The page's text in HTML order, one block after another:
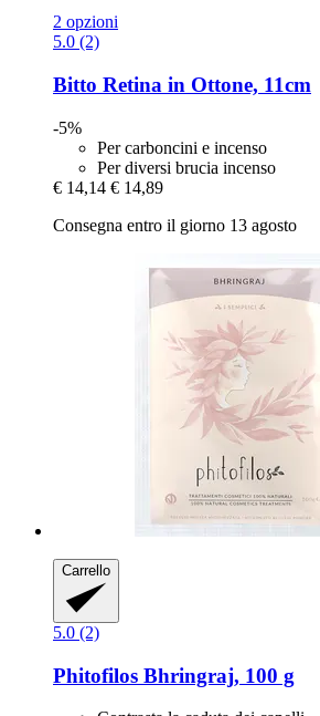
2 opzioni
5.0 (2)
Bitto Retina in Ottone, 11cm
-5%
Per carboncini e incenso
Per diversi brucia incenso
€ 14,14 € 14,89
Consegna entro il giorno 13 agosto
Carrello
5.0 (2)
Phitofilos Bhringraj, 100 g